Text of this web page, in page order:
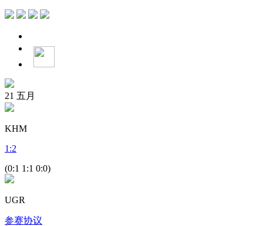
21 五月
KHM
1 :2
(0:1 1:1 0:0)
UGR
参赛协议